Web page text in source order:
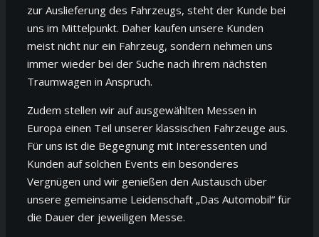
zur Auslieferung des Fahrzeugs, steht der Kunde bei
uns im Mittelpunkt. Daher kaufen unsere Kunden
meist nicht nur ein Fahrzeug, sondern nehmen uns
immer wieder bei der Suche nach ihrem nächsten
Traumwagen in Anspruch.
Zudem stellen wir auf ausgewählten Messen in
Europa einen Teil unserer klassischen Fahrzeuge aus.
Für uns ist die Begegnung mit Interessenten und
Kunden auf solchen Events ein besonderes
Vergnügen und wir genießen den Austausch über
unsere gemeinsame Leidenschaft „Das Automobil“ für
die Dauer der jeweiligen Messe.